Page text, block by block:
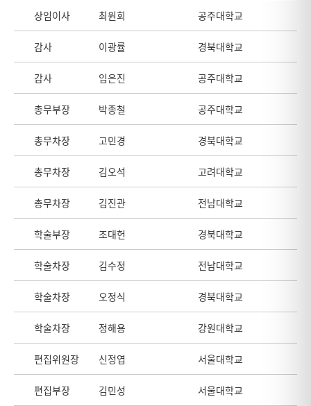
상임이사 최원회 공주대학교
감사 이광률 경북대학교
감사 임은진 공주대학교
총무부장 박종철 공주대학교
총무차장 고민경 경북대학교
총무차장 김오석 고려대학교
총무차장 김진관 전남대학교
학술부장 조대헌 경북대학교
학술차장 김수정 전남대학교
학술차장 오정식 경북대학교
학술차장 정해용 강원대학교
편집위원장 신정엽 서울대학교
편집부장 김민성 서울대학교